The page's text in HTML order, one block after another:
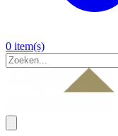
0 item(s)